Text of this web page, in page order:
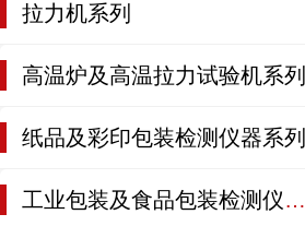
拉力机系列
高温炉及高温拉力试验机系列
纸品及彩印包装检测仪器系列
工业包装及食品包装检测仪器系列